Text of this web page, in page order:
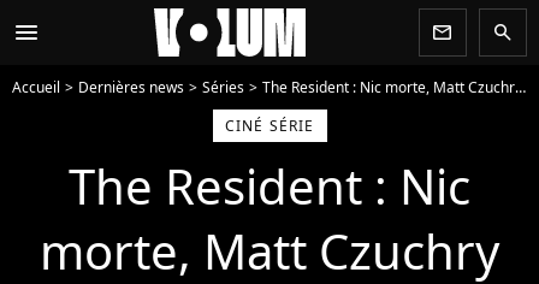
menu newsletter search
Accueil Dernières news Séries
The Resident : Nic morte, Matt Czuchry (Conrad) en colère contre Emily VanCamp après son départ dans la saison 4 ?
CINÉ SÉRIE
The Resident : Nic
morte, Matt Czuchry